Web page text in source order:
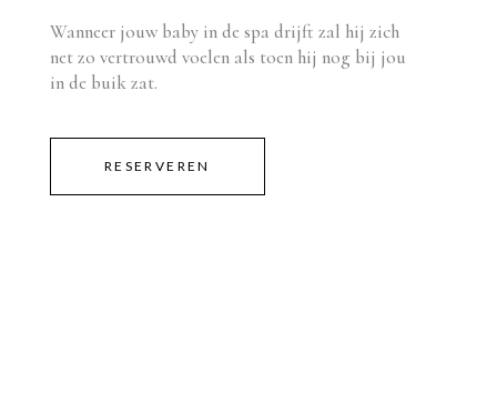
Wanneer jouw baby in de spa drijft zal hij zich
net zo vertrouwd voelen als toen hij nog bij jou
in de buik zat.
RESERVEREN